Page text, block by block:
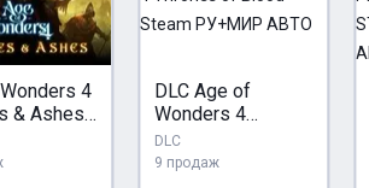
4
& Ashes
/
DLC Age of
Wonders 4
Thrones of Blood
Steam РУ+МИР
DLC
9 продаж